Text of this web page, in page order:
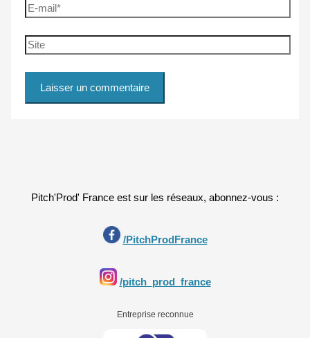
E-
mail*
Site
Pitch'Prod' France est sur les réseaux, abonnez-vous :
/PitchProdFrance
/pitch_prod_france
Entreprise reconnue